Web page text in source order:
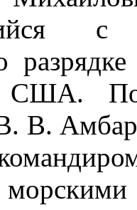
с
В.
морскими